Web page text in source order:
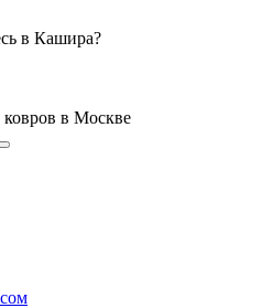
в Кашира?
в Москве